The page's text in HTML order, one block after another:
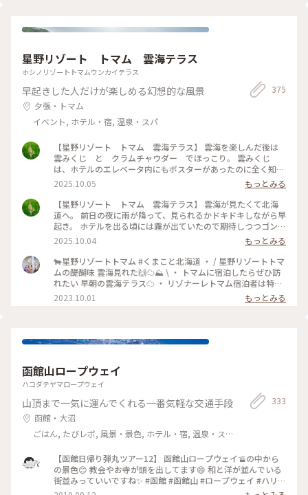
星野リゾート トマム 雲海テラス
ホシノリゾートトマムウンカイテラス
早起きした人だけが楽しめる幻想的な風景
夕張・トマム
イベント, ホテル・宿, 温泉・スパ
375
【星野リゾート トマム 雲海テラス】 雲海を楽しんだ後は
雲みくじ と クラムチャウダー でほっこり。 雲みくじ
は、ホテルのエレベータ内にもポスターがあったのに全く知ら
なくて… 隣のテーブルのグループが盛り上がっていて知りまし
た。 大吉、吉…ではなく、雲の名前が書かれてました しばら
く雲の形が気になりそう #ことりっぷ北海道 #秋の装い #絶
景 #星野リゾート #雲海 #おみくじ #雲
2025.10.05
もっとみる
【星野リゾート トマム 雲海テラス】 雲海が見たくて北海
道へ。 前日の夜に雨が降って、見られるかドキドキしながら早
起き。 ホテルを出る頃には霧が出ていたので期待しつつゴンド
ラ乗り場に向かいます。 少しずつ明るくなっていく空。 雲が
流れ込んでくる様子もはっきりと見ることが出来ました。 日
の出も太陽が隠れることなく拝むことが出来ましたー！！ #こ
とりっぷ北海道 #ことりっぷ #秋の装い #雲海 #星野リ
ゾート #日の出 #絶景
2025.10.04
もっとみる
🐄星野リゾートトマム #くまこと北海道 ・ / 星野リゾートトマ
ムの醍醐味 雲海見れた🙌☁️⛰️ \ ・ トマムに宿泊したらぜひ訪
れたい 早朝の雲海テラス☁️ ・ リゾナーレトマム宿泊者は特典
で 直通バス&ファストパスがついてくるのですが 始発バスま
さかの4:30発🤣 ・ 3:00起きで4:00頃ロビーにいくと もう行列
海道旅行 #北海道観光 #トマム旅行 #トマム観光 #トマム旅 #ト
とりっぷ15周年
2023.10.01 もっとみる
函館山ロープウェイ
ハコダテヤマロープウェイ
山頂まで一気に運んでくれる一番気軽な交通手段
函館・大沼
ごはん, たびレポ, 風景・景色, ホテル・宿, 温泉・ス
333
【函館日帰り弾丸ツアー12】 函館山ロープウェイ🚡の中から
の景色😊 教会やお寺が頭を出してます😄 和と洋が並んでいる
街並みっていいですね✨ #函館 #函館山 #ロープウェイ #ハリス
トス正教会 #真宗大谷派東本願寺函館別院 #カトリック函館元